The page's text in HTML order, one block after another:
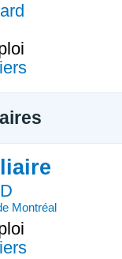
Montréal